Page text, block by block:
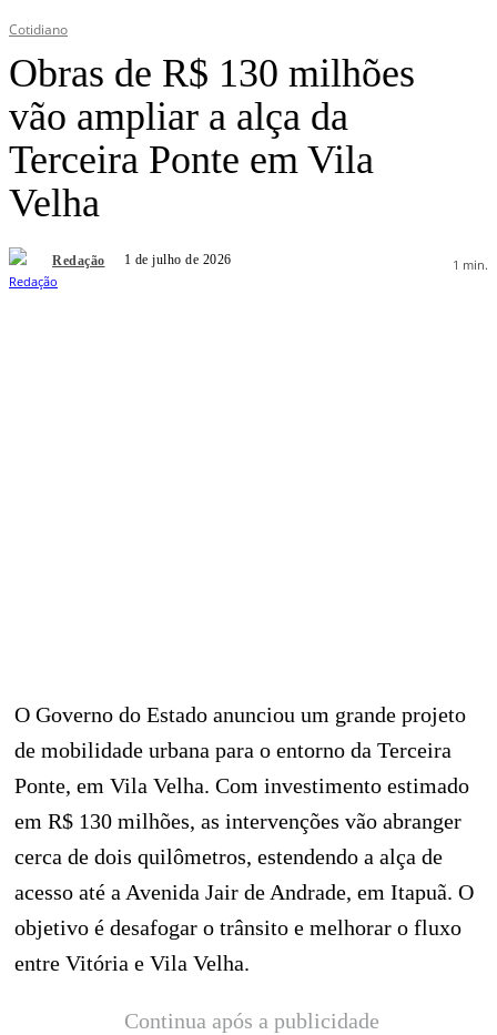
Cotidiano
Obras de R$ 130 milhões
vão ampliar a alça da
Terceira Ponte em Vila
Velha
Redação 1 de julho de 2026 1 min.
O Governo do Estado anunciou um grande projeto
de mobilidade urbana para o entorno da Terceira
Ponte, em Vila Velha. Com investimento estimado
em R$ 130 milhões, as intervenções vão abranger
cerca de dois quilômetros, estendendo a alça de
acesso até a Avenida Jair de Andrade, em Itapuã. O
objetivo é desafogar o trânsito e melhorar o fluxo
entre Vitória e Vila Velha.
Continua após a publicidade